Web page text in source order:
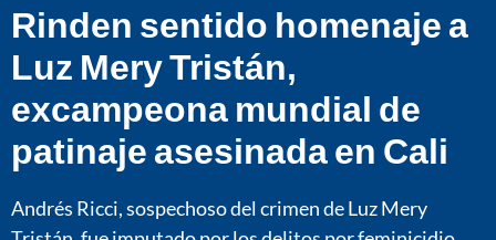
Rinden sentido homenaje a
Luz Mery Tristán,
excampeona mundial de
patinaje asesinada en Cali
Andrés Ricci, sospechoso del crimen de Luz Mery